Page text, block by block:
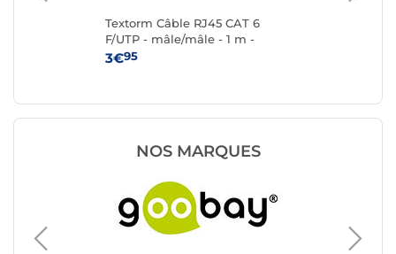
Textorm Câble RJ45 CAT 6
F/UTP - mâle/mâle - 1 m -
Blanc
3€95
NOS MARQUES
Câble